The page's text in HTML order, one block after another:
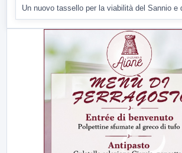
Un nuovo tassello per la viabilità del Sannio e